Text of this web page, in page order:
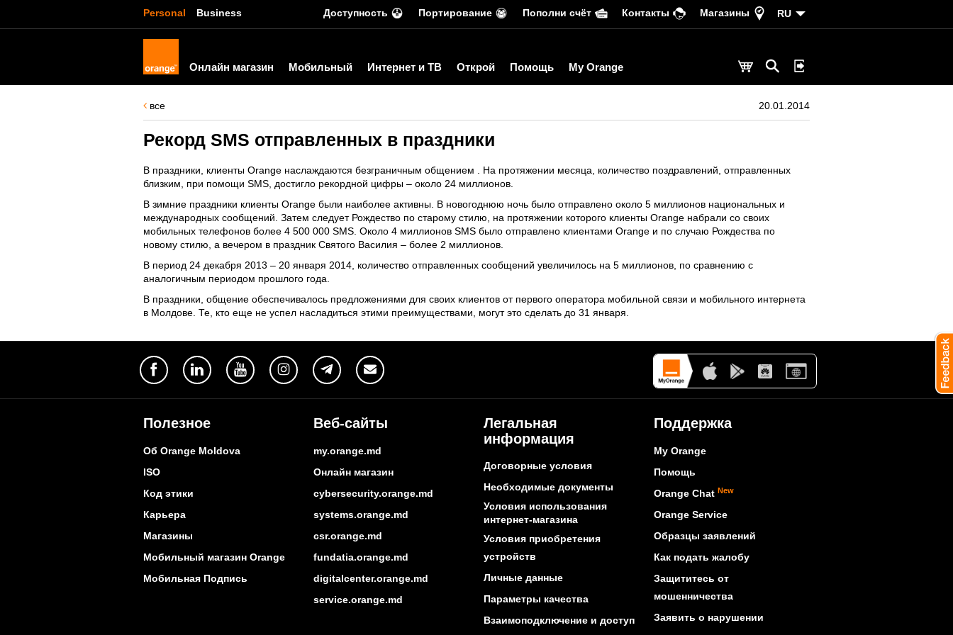
Personal Business Доступность Портирование Пополни счёт Контакты Магазины RU
Онлайн магазин Мобильный Интернет и ТВ Открой Помощь My Orange
все 20.01.2014
Рекорд SMS отправленных в праздники
В праздники, клиенты Orange наслаждаются безграничным общением . На протяжении месяца, количество поздравлений, отправленных
близким, при помощи SMS, достигло рекордной цифры – около 24 миллионов.
В зимние праздники клиенты Orange были наиболее активны. В новогоднюю ночь было отправлено около 5 миллионов национальных и
международных сообщений. Затем следует Рождество по старому стилю, на протяжении которого клиенты Orange набрали со своих
мобильных телефонов более 4 500 000 SMS. Около 4 миллионов SMS было отправлено клиентами Orange и по случаю Рождества по
новому стилю, а вечером в праздник Святого Василия – более 2 миллионов.
В период 24 декабря 2013 – 20 января 2014, количество отправленных сообщений увеличилось на 5 миллионов, по сравнению с
аналогичным периодом прошлого года.
В праздники, общение обеспечивалось предложениями для своих клиентов от первого оператора мобильной связи и мобильного интернета
в Молдове. Те, кто еще не успел насладиться этими преимуществами, могут это сделать до 31 января.
Полезное
Об Orange Moldova
ISO
Код этики
Карьера
Магазины
Мобильный магазин Orange
Мобильная Подпись
Веб-сайты
my.orange.md
Онлайн магазин
cybersecurity.orange.md
systems.orange.md
csr.orange.md
fundatia.orange.md
digitalcenter.orange.md
service.orange.md
Легальная
информация
Договорные условия
Необходимые документы
Условия использования
интернет-магазина
Условия приобретения
устройств
Личные данные
Параметры качества
Взаимоподключение и доступ
Поддержка
My Orange
Помощь
Orange Chat New
Orange Service
Образцы заявлений
Как подать жалобу
Защититесь от
мошенничества
Заявить о нарушении